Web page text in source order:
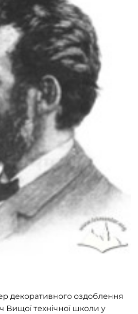
декоративного оздоблення
Вищої технічної школи у